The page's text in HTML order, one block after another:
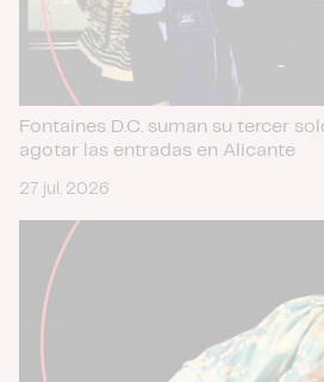
Fontaines D.C. suman su tercer
agotar las entradas en Alicante
27 jul. 2026